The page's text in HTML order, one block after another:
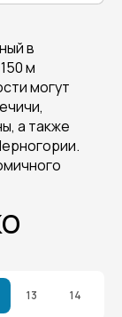
в
м
могут
а также
13 14